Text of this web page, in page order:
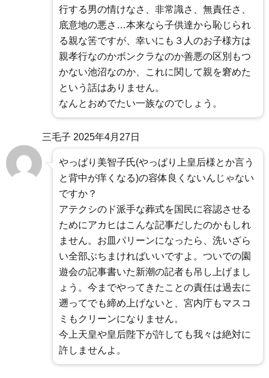
行する男の情けなさ、非常識さ、無責任さ、
底意地の悪さ…本来なら子供達から恥じられ
る親な筈ですが、幸いにも３人のお子様方は
親孝行なのかボンクラなのか善悪の区別もつ
かない池沼なのか、これに関して親を窘めた
という話はありません。
なんとおめでたい一族なのでしょう。
三毛子 2025年4月27日
やっぱり美智子氏(やっぱり上皇后様とか言う
と背中が痒くなる)の容体良くないんじゃない
ですか？
アテクシのド派手な葬式を国民に容認させる
ためにアカヒはこんな記事だしたのかもしれ
ません。お皿パリーンになったら、洗いざら
い全部ぶちまければいいですよ。ついでの園
遊会の記事書いた新潮の記者も吊し上げまし
ょう。今までやってきたことの責任は過去に
遡ってでも締め上げないと、宮内庁もマスコ
ミもクリーンになりません。
今上天皇や皇后陛下が許しても我々は絶対に
許しませんよ。